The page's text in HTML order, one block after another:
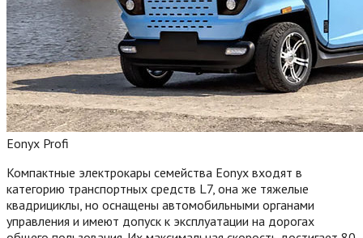
Eonyx Profi
Компактные электрокары семейства Eonyx входят в
категорию транспортных средств L7, она же тяжелые
квадрициклы, но оснащены автомобильными органами
управления и имеют допуск к эксплуатации на дорогах